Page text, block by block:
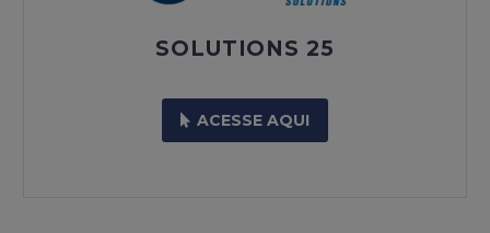
SOLUTIONS 25
ACESSE AQUI